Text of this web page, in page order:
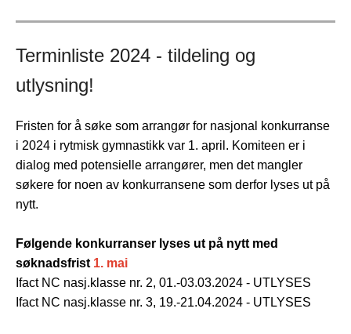
Terminliste 2024 - tildeling og
utlysning!
Fristen for å søke som arrangør for nasjonal konkurranse
i 2024 i rytmisk gymnastikk var 1. april. Komiteen er i
dialog med potensielle arrangører, men det mangler
søkere for noen av konkurransene som derfor lyses ut på
nytt.
Følgende konkurranser lyses ut på nytt med
søknadsfrist 1. mai
Ifact NC nasj.klasse nr. 2, 01.-03.03.2024 - UTLYSES
Ifact NC nasj.klasse nr. 3, 19.-21.04.2024 - UTLYSES